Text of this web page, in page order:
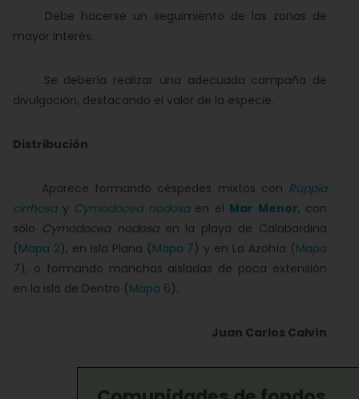
Debe hacerse un seguimiento de las zonas de
mayor interés.
Se debería realizar una adecuada campaña de
divulgación, destacando el valor de la especie.
Distribución
Aparece formando céspedes mixtos con Ruppia
cirrhosay Cymodocea nodosaen el Mar Menor, con
sólo Cymodocea nodosaen la playa de Calabardina
(Mapa 2), en Isla Plana (Mapa 7) y en La Azohía (Mapa
7), o formando manchas aisladas de poca extensión
en la isla de Dentro (Mapa 6).
Juan Carlos Calvín